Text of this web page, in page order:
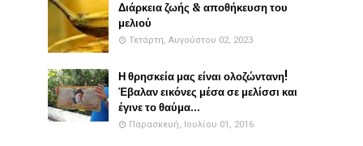
Διάρκεια ζωής & αποθήκευση του
μελιού
Τετάρτη, Αυγούστου 02, 2023
Η θρησκεία μας είναι ολοζώντανη!
Έβαλαν εικόνες μέσα σε μελίσσι και
έγινε το θαύμα...
Παρασκευή, Ιουλίου 01, 2016